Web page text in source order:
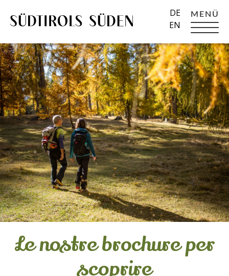
MENÜ
DE
EN
Le nostre brochure per
scoprire